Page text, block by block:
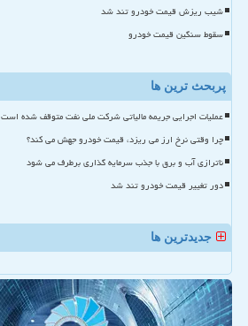
شیب ریزش قیمت خودرو تند شد
سقوط سنگین قیمت خودرو
پربحث ترین ها
عملیات اجرایی جریمه مالیاتی شرکت ملی نفت متوقف شده است
چرا وقتی نرخ ارز می ریزد، قیمت خودرو جهش می کند؟
ناترازی آب و برق با جذب سرمایه گذاری برطرف می شود
دور تغییر قیمت خودرو تند شد
جدیدترین ها